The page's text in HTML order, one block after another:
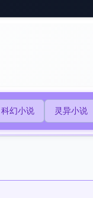
科幻小说 灵异小说